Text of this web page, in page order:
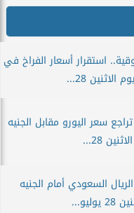
استقرار أسعار الفراخ في
28...
سعر اليورو مقابل الجنيه
28...
السعودي أمام الجنيه